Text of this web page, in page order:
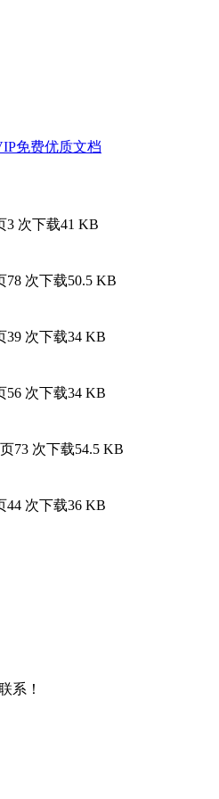
免费优质文档
3 次下载41 KB
78 次下载50.5 KB
39 次下载34 KB
56 次下载34 KB
73 次下载54.5 KB
44 次下载36 KB
系！